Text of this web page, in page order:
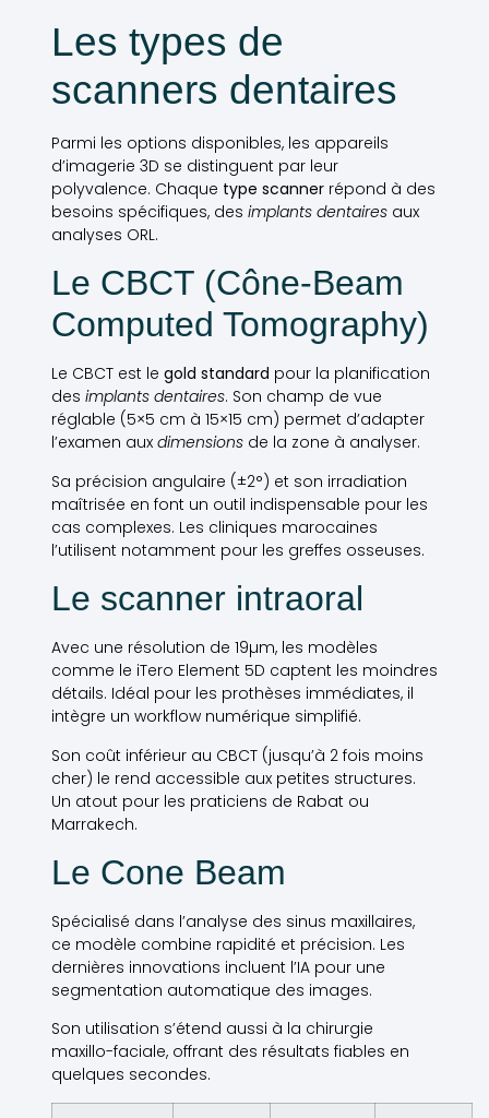
Les types de
scanners dentaires
Parmi les options disponibles, les appareils
d’imagerie 3D se distinguent par leur
polyvalence. Chaque type scannerrépond à des
besoins spécifiques, des implants dentairesaux
analyses ORL.
Le CBCT (Cône-Beam
Computed Tomography)
Le CBCT est le gold standard pour la planification
des implants dentaires. Son champ de vue
réglable (5×5 cm à 15×15 cm) permet d’adapter
l’examen aux dimensionsde la zone à analyser.
Sa précision angulaire (±2°) et son irradiation
maîtrisée en font un outil indispensable pour les
cas complexes. Les cliniques marocaines
l’utilisent notamment pour les greffes osseuses.
Le scanner intraoral
Avec une résolution de 19µm, les modèles
comme le iTero Element 5D captent les moindres
détails. Idéal pour les prothèses immédiates, il
intègre un workflow numérique simplifié.
Son coût inférieur au CBCT (jusqu’à 2 fois moins
cher) le rend accessible aux petites structures.
Un atout pour les praticiens de Rabat ou
Marrakech.
Le Cone Beam
Spécialisé dans l’analyse des sinus maxillaires,
ce modèle combine rapidité et précision. Les
dernières innovations incluent l’IA pour une
segmentation automatique des images.
Son utilisation s’étend aussi à la chirurgie
maxillo-faciale, offrant des résultats fiables en
quelques secondes.